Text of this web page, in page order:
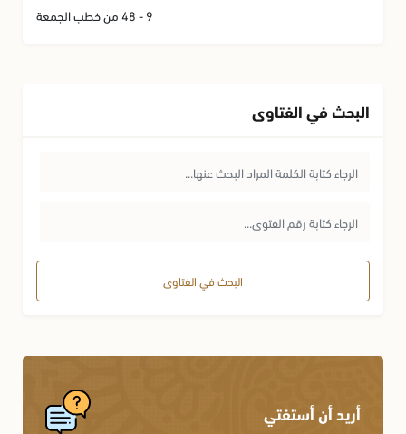
9 - 48 من خطب الجمعة
البحث في الفتاوى
البحث في الفتاوى
أريد أن أستفتي